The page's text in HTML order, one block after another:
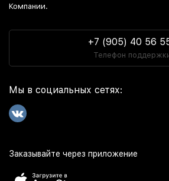
Компании.
+7 (905) 40 56
Телефон
Мы в социальных сетях:
Заказывайте через приложение